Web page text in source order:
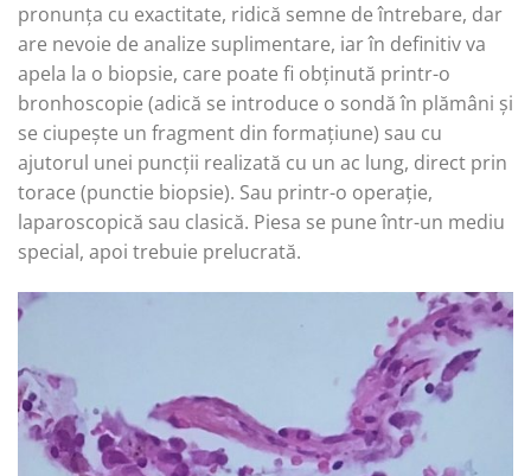
pronunța cu exactitate, ridică semne de întrebare, dar
are nevoie de analize suplimentare, iar în definitiv va
apela la o biopsie, care poate fi obținută printr-o
bronhoscopie (adică se introduce o sondă în plămâni și
se ciupește un fragment din formațiune) sau cu
ajutorul unei puncții realizată cu un ac lung, direct prin
torace (punctie biopsie). Sau printr-o operație,
laparoscopică sau clasică. Piesa se pune într-un mediu
special, apoi trebuie prelucrată.